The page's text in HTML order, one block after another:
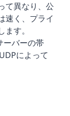
て異なり、公
速く、プライ
す。
ーバーの帯
によって